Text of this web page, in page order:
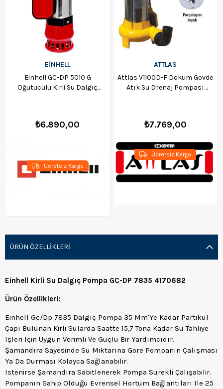
EİNHELL
Einhell GC-DP 5010 G
Öğütücülü Kirli Su Dalgıç
₺6.890,00
Ücretsiz Kargo
ATTLAS
Attlas V1100D-F Döküm Gövde
Atık Su Drenaj Pompası
₺7.769,00
Ücretsiz Kargo
ÜRÜN ÖZELLIKLERI
Einhell Kirli Su Dalgıç Pompa GC-DP 7835 4170682
Ürün Özellikleri:
Einhell Gc/Dp 7835 Dalgıç Pompa 35 Mm'Ye Kadar Partikül
Çapı Bulunan Kirli Sularda Saatte 15,7 Tona Kadar Su Tahliye
Işleri Için Uygun Verimli Ve Güçlü Bir Yardımcıdır.
Şamandıra Sayesinde Su Miktarına Göre Pompanın Çalışması
Ya Da Durması Kolayca Sağlanabilir.
Istenirse Şamandıra Sabitlenerek Pompa Sürekli Çalışabilir.
Pompanın Sahip Olduğu Evrensel Hortum Bağlantıları Ile 25